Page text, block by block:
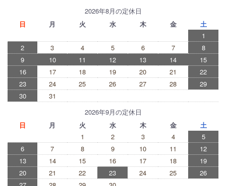
2026年8月の定休日
日
月 火 水 木 金
土
1
2
3 4 5 6 7
8
9
10 11 12 13 14
15
16
17 18 19 20 21
22
23
24 25 26 27 28
29
30
31
2026年9月の定休日
日
月 火 水 木 金
土
1
2 3 4
5
6
7 8 9 10 11
12
13
14 15 16 17 18
19
20
21 22 23 24 25
26